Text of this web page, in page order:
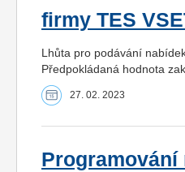
firmy TES
Lhůta pro podávání
Předpokládaná hodnota
27. 02. 2023
Programování